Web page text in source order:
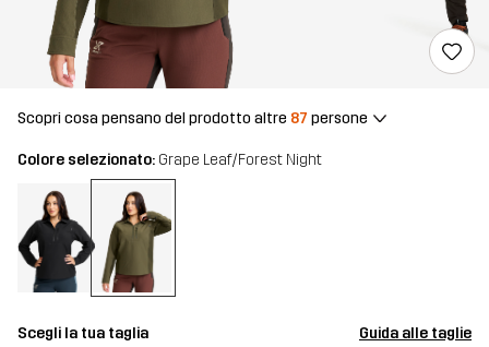
Scopri cosa pensano del prodotto altre 87 persone
Colore selezionato: Grape Leaf/Forest Night
Scegli la tua taglia Guida alle taglie